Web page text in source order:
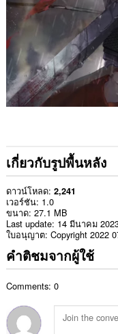
เกี่ยวกับรูปพื้นหลัง
ดาวน์โหลด 2,241
เวอร์ชัน 1.0
ขนาด 27.1 MB
Last update 14 มีนาคม
ใบอนุญาต Copyright 2022
คำติชมจากผู้ใช้
Comments: 0